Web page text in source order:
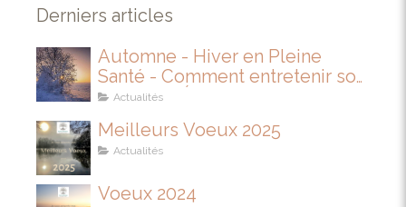
Derniers articles
Automne - Hiver en Pleine
Santé - Comment entretenir son
IMMUNITÉ
Actualités
Meilleurs Voeux 2025
Actualités
Voeux 2024